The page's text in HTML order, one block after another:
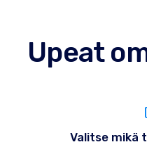
Upeat
Valitse mikä